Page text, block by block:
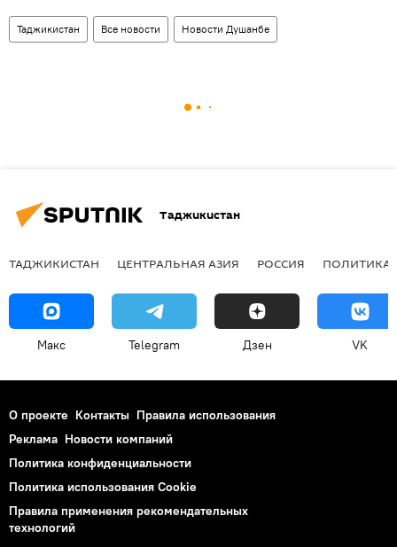
Таджикистан Все новости Новости Душанбе
Таджикистан
ТАДЖИКИСТАН ЦЕНТРАЛЬНАЯ АЗИЯ РОССИЯ ПОЛИТИКА
Макс Telegram Дзен VK
О проекте Контакты Правила использования
Реклама Новости компаний
Политика конфиденциальности
Политика использования Cookie
Правила применения рекомендательных
технологий